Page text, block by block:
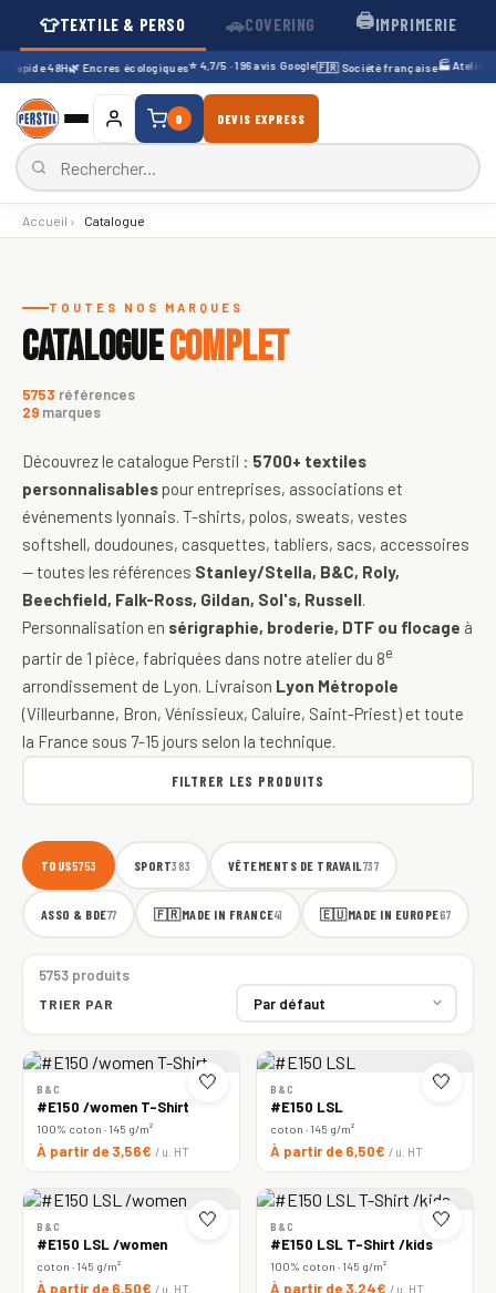
👕TEXTILE & PERSO 🚗COVERING 🖨️IMPRIMERIE
48H🌿 Encres écologiques⭐ 4,7/5 · 196 avis Google🇫🇷 Société française🏭 Atelier
0 DEVIS EXPRESS
Accueil › Catalogue
TOUTES NOS MARQUES
CATALOGUECOMPLET
5753 références
29 marques
Découvrez le catalogue Perstil : 5700+ textiles
personnalisables pour entreprises, associations et
événements lyonnais. T-shirts, polos, sweats, vestes
softshell, doudounes, casquettes, tabliers, sacs, accessoires
— toutes les références Stanley/Stella, B&C, Roly,
Beechfield, Falk-Ross, Gildan, Sol's, Russell.
Personnalisation en sérigraphie, broderie, DTF ou flocage à
partir de 1 pièce, fabriquées dans notre atelier du 8e
arrondissement de Lyon. Livraison Lyon Métropole
(Villeurbanne, Bron, Vénissieux, Caluire, Saint-Priest) et toute
la France sous 7-15 jours selon la technique.
FILTRER LES PRODUITS
TOUS5753 SPORT383 VÊTEMENTS DE TRAVAIL737
ASSO & BDE77 🇫🇷MADE IN FRANCE41 🇪🇺MADE IN EUROPE67
5753 produits
TRIER PAR
🤍
B&C
#E150 /women T-Shirt
100% coton · 145 g/m²
À partir de 3,56€ / u. HT
🤍
B&C
#E150 LSL
coton · 145 g/m²
À partir de 6,50€ / u. HT
🤍
B&C
#E150 LSL /women
coton · 145 g/m²
À partir de 6,50€ / u. HT
🤍
B&C
#E150 LSL T-Shirt /kids
100% coton · 145 g/m²
À partir de 3,24€ / u. HT